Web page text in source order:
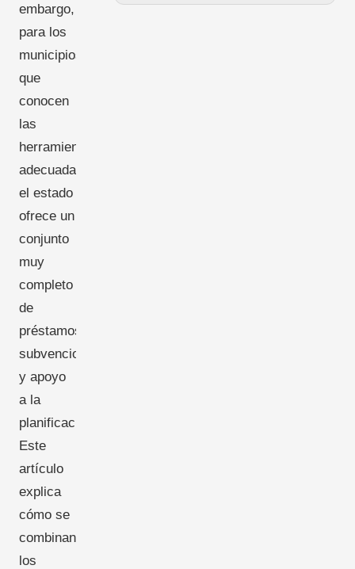
embargo,
para los
municipios
que
conocen
las
herramientas
adecuadas,
el estado
ofrece un
conjunto
muy
completo
de
préstamos,
subvenciones
y apoyo
a la
planificación.
Este
artículo
explica
cómo se
combinan
los